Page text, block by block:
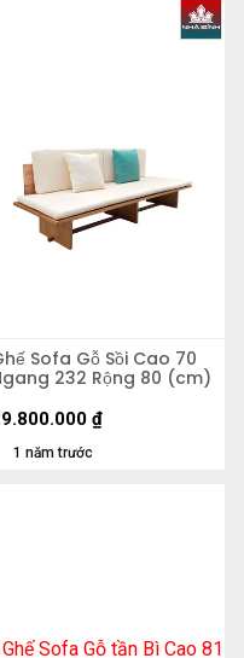
Sofa Gỗ Sồi Cao 70
232 Rộng 80 (cm)
1 năm trước
₫